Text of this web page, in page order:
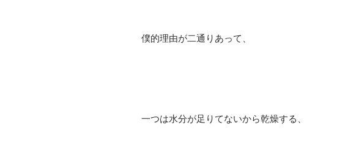
僕的理由が二通りあって、
一つは水分が足りてないから乾燥する、